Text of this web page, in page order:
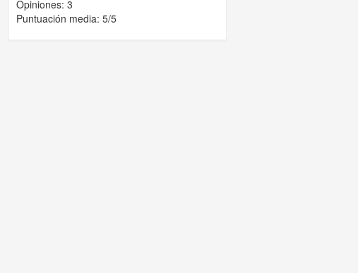
Opiniones: 3
Puntuación media: 5/5